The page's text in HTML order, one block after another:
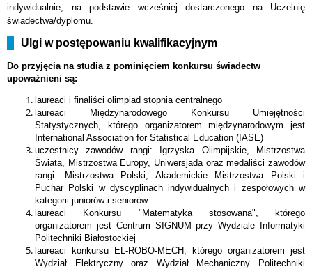
indywidualnie, na podstawie wcześniej dostarczonego na Uczelnię
świadectwa/dyplomu.
Ulgi w postępowaniu kwalifikacyjnym
Do przyjęcia na studia z pominięciem konkursu świadectw
upoważnieni są:
laureaci i finaliści olimpiad stopnia centralnego
laureaci Międzynarodowego Konkursu Umiejętności
Statystycznych, którego organizatorem międzynarodowym jest
International Association for Statistical Education (IASE)
uczestnicy zawodów rangi: Igrzyska Olimpijskie, Mistrzostwa
Świata, Mistrzostwa Europy, Uniwersjada oraz medaliści zawodów
rangi: Mistrzostwa Polski, Akademickie Mistrzostwa Polski i
Puchar Polski w dyscyplinach indywidualnych i zespołowych w
kategorii juniorów i seniorów
laureaci Konkursu "Matematyka stosowana", którego
organizatorem jest Centrum SIGNUM przy Wydziale Informatyki
Politechniki Białostockiej
laureaci konkursu EL-ROBO-MECH, którego organizatorem jest
Wydział Elektryczny oraz Wydział Mechaniczny Politechniki